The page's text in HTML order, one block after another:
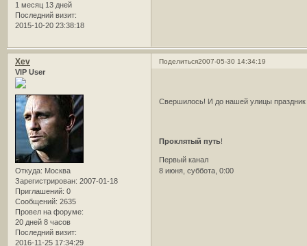
1 месяц 13 дней
Последний визит:
2015-10-20 23:38:18
Поделиться2007-05-30 14:34:19
Xev
VIP User
Откуда: Москва
Зарегистрирован: 2007-01-18
Приглашений: 0
Сообщений: 2635
Провел на форуме:
20 дней 8 часов
Последний визит:
2016-11-25 17:34:29
Свершилось! И до нашей улицы праздник
Проклятый путь!
Первый канал
8 июня, суббота, 0:00